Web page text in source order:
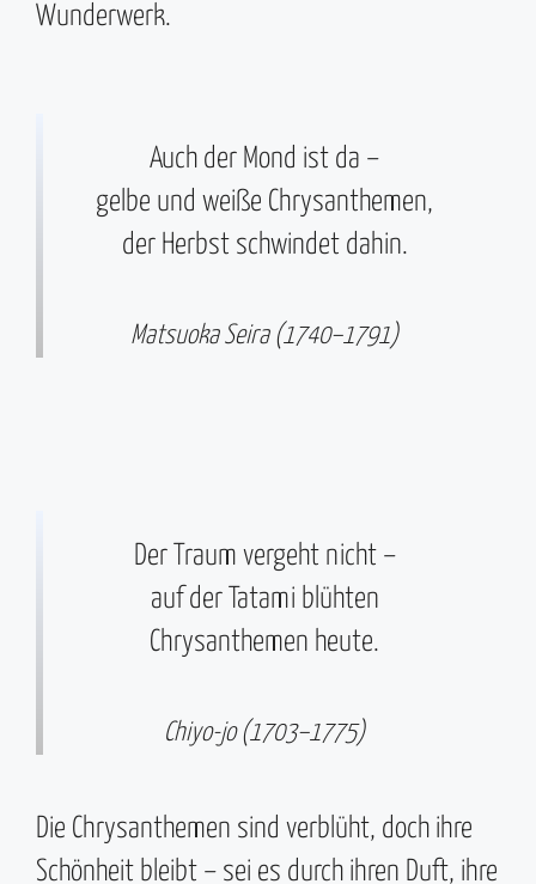
Wunderwerk.
Auch der Mond ist da –
gelbe und weiße Chrysanthemen,
der Herbst schwindet dahin.
Matsuoka Seira (1740–1791)
Der Traum vergeht nicht –
auf der Tatami blühten
Chrysanthemen heute.
Chiyo-jo (1703–1775)
Die Chrysanthemen sind verblüht, doch ihre
Schönheit bleibt – sei es durch ihren Duft, ihre